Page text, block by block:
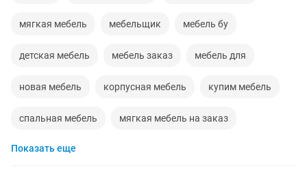
мягкая мебель мебельщик мебель бу
детская мебель мебель заказ мебель для
новая мебель корпусная мебель купим мебель
спальная мебель мягкая мебель на заказ
корпусная мебель на заказ
Показать еще